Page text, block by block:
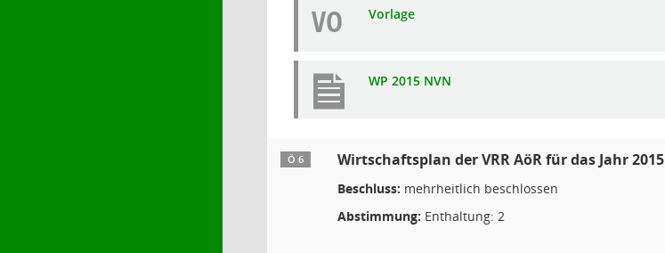
VO Vorlage
WP 2015 NVN
Ö 6 Wirtschaftsplan der VRR AöR für das Jahr 2015
Beschluss: mehrheitlich beschlossen
Abstimmung: Enthaltung: 2